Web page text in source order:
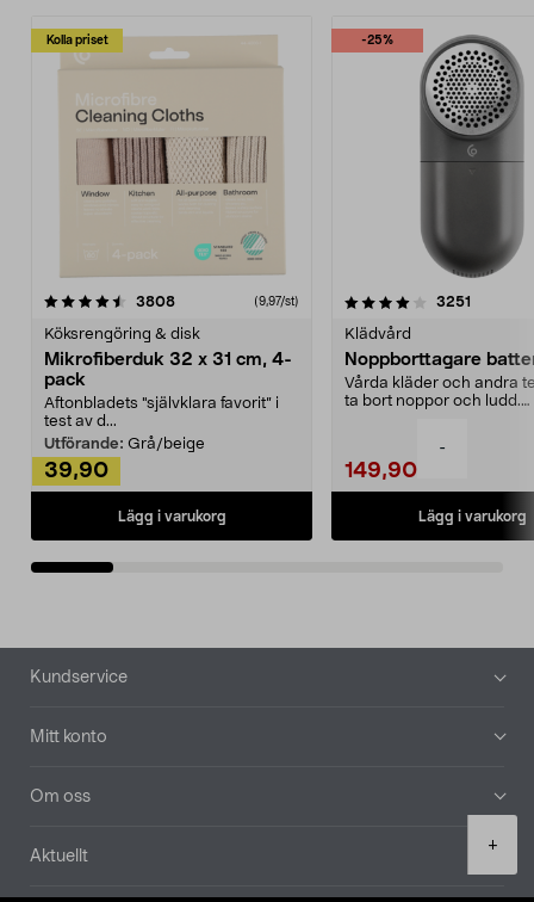
-
+
Kolla priset
3808recensioner (9,97/st)
Köksrengöring & disk
Mikrofiberduk 32 x 31 cm, 4-
pack
Aftonbladets "självklara favorit” i
test av d...
Utförande: Grå/beige
39,90
Lägg i varukorg
-25%
4.0av 5 stjärnor 3251
Klädvård
Noppborttagare
Vårda kläder och andra
ta bort noppor och ludd.
149,90
Lägg i varukorg
4.5av 5 stjärnor
Sidfot
Kundservice
Mitt konto
Om oss
Aktuellt